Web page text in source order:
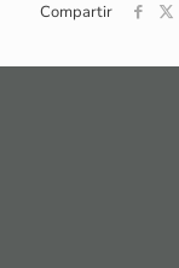
Compartir